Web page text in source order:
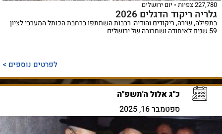
227,780 צפיות יום ירושלים
גלריה ריקוד הדגלים 2026
בתפילה, שירה, ריקודים והודיה: רבבות השתתפו ברחבת הכותל המערבי לציון
59 שנים לאיחודה ושחרורה של ירושלים
לפרטים נוספים >
כ"ג אלול ה'תשפ"ה
ספטמבר 16, 2025